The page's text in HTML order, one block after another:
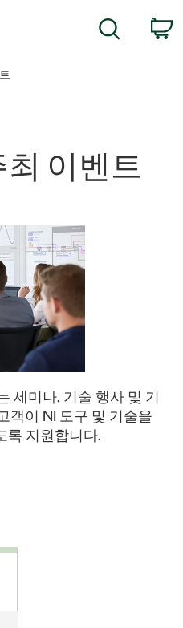
최 이벤트
세미나, 기술 행사 및 기
객이 NI 도구 및 기술을
록 지원합니다.